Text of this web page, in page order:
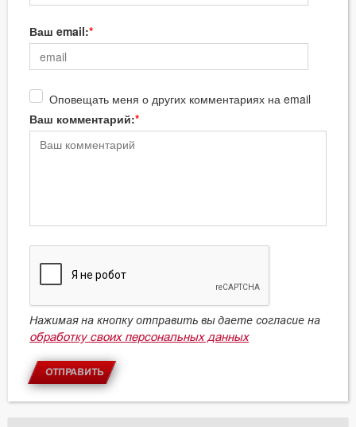
Ваш email:
Оповещать меня о других комментариях на email
Ваш комментарий:
Нажимая на кнопку отправить вы даете согласие на
обработку своих персональных данных
ОТПРАВИТЬ